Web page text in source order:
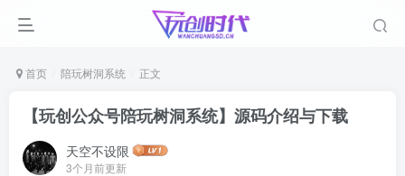
首页 陪玩树洞系统 正文
【玩创公众号陪玩树洞系统】源码介绍与下载
天空不设限
3个月前更新